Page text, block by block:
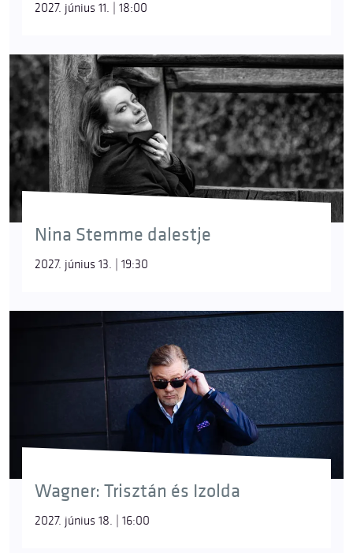
2027. június 11. | 18:00
Nina Stemme dalestje
2027. június 13. | 19:30
Wagner: Trisztán és Izolda
2027. június 18. | 16:00